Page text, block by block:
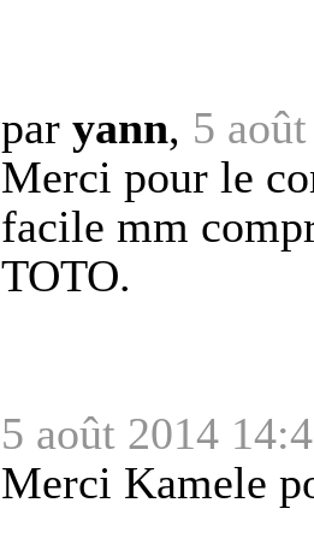
par yann, 5
Merci pour le
facile mm
TOTO.
5 août 2014
Merci Kamele